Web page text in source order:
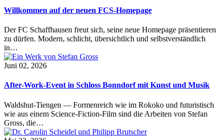
Willkommen auf der neuen FCS-Homepage
Der FC Schaffhausen freut sich, seine neue Homepage präsentieren
zu dürfen. Modern, schlicht, übersichtlich und selbstverständlich
in…
Juni 02, 2026
After-Work-Event in Schloss Bonndorf mit Kunst und Musik
Waldshut-Tiengen — Formenreich wie im Rokoko und futuristisch
wie aus einem Science-Fiction-Film sind die Arbeiten von Stefan
Gross, die…